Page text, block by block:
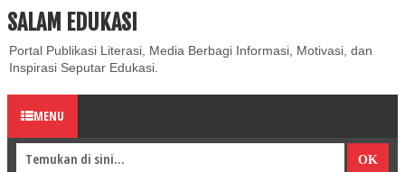
ABOUT CONTACT US
SALAM EDUKASI
Portal Publikasi Literasi, Media Berbagi Informasi, Motivasi, dan
Inspirasi Seputar Edukasi.
MENU